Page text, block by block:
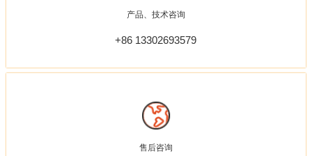
产品、技术咨询
+86 13302693579
售后咨询